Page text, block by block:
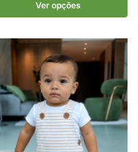
Ver opções